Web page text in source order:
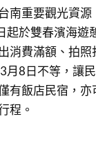
南重要觀光資
起於雙春濱海遊
消費滿額、拍
月8日不等，讓
有飯店民宿，
程。